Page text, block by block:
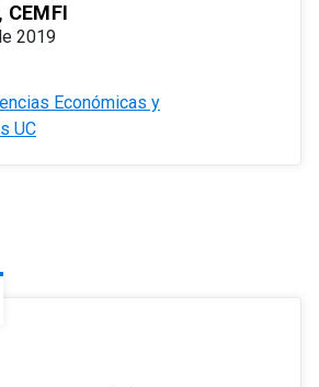
2019
Económicas y
UC